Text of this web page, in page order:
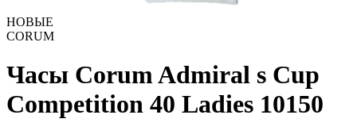
НОВЫЕ
CORUM
Часы Corum Admiral s Cup
Competition 40 Ladies 10150